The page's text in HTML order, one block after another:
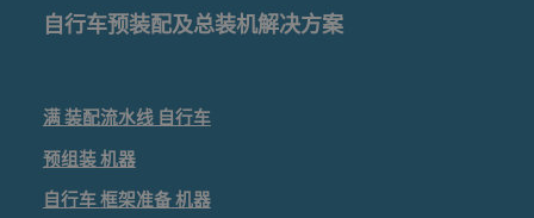
自行车预装配及总装机解决方案
满装配流水线自行车
预组装机器
自行车框架准备机器